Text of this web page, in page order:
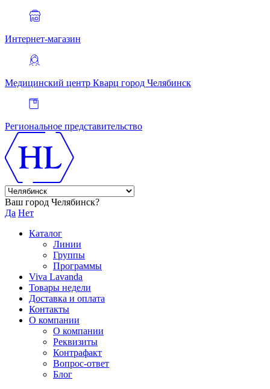
Интернет-магазин
Медицинский центр Кварц город Челябинск
Региональное представительство
Ваш город Челябинск?
Да Нет
Каталог
Линии
Группы
Программы
Viva Lavanda
Товары недели
Доставка и оплата
Контакты
О компании
О компании
Реквизиты
Контрафакт
Вопрос-ответ
Блог